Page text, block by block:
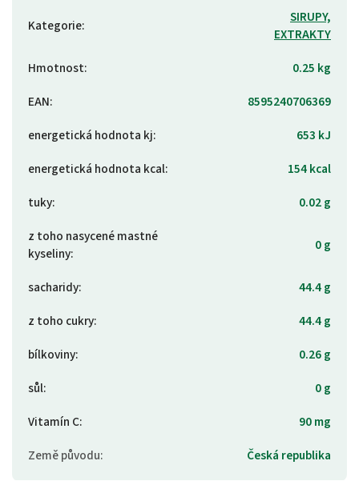
Kategorie:
SIRUPY,
EXTRAKTY
Hmotnost:
0.25 kg
EAN:
8595240706369
energetická hodnota kj:
653 kJ
energetická hodnota kcal:
154 kcal
tuky:
0.02 g
z toho nasycené mastné
kyseliny: 0 g
sacharidy:
44.4 g
z toho cukry:
44.4 g
bílkoviny:
0.26 g
sůl:
0 g
Vitamín C:
90 mg
Země původu: Česká republika